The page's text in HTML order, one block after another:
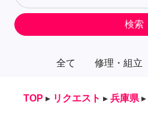
全て 修理・組立
検索
TOP ▸ リクエスト ▸ 兵庫県 ▸